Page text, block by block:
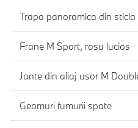
Trapa panoramica din sticla
Frane M Sport, rosu lucios
Jante din aliaj usor M
Geamuri fumurii spate